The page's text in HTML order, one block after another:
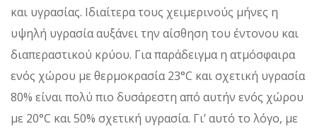
και υγρασίας. Ιδιαίτερα τους χειμερινούς μήνες η
υψηλή υγρασία αυξάνει την αίσθηση του έντονου και
διαπεραστικού κρύου. Για παράδειγμα η ατμόσφαιρα
ενός χώρου με θερμοκρασία 23°C και σχετική υγρασία
80% είναι πολύ πιο δυσάρεστη από αυτήν ενός χώρου
με 20°C και 50% σχετική υγρασία. Γι’ αυτό το λόγο, με